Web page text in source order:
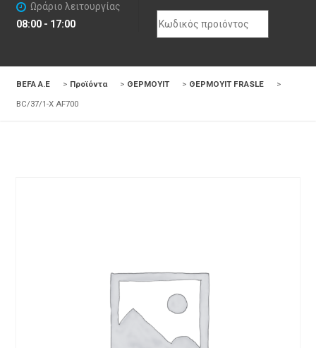
Ωράριο λειτουργίας
08:00 - 17:00
Search
for:
BEFA Α.Ε > Προϊόντα > ΘΕΡΜΟΥΙΤ > ΘΕΡΜΟΥΙΤ FRASLE
>
BC/37/1-X AF700